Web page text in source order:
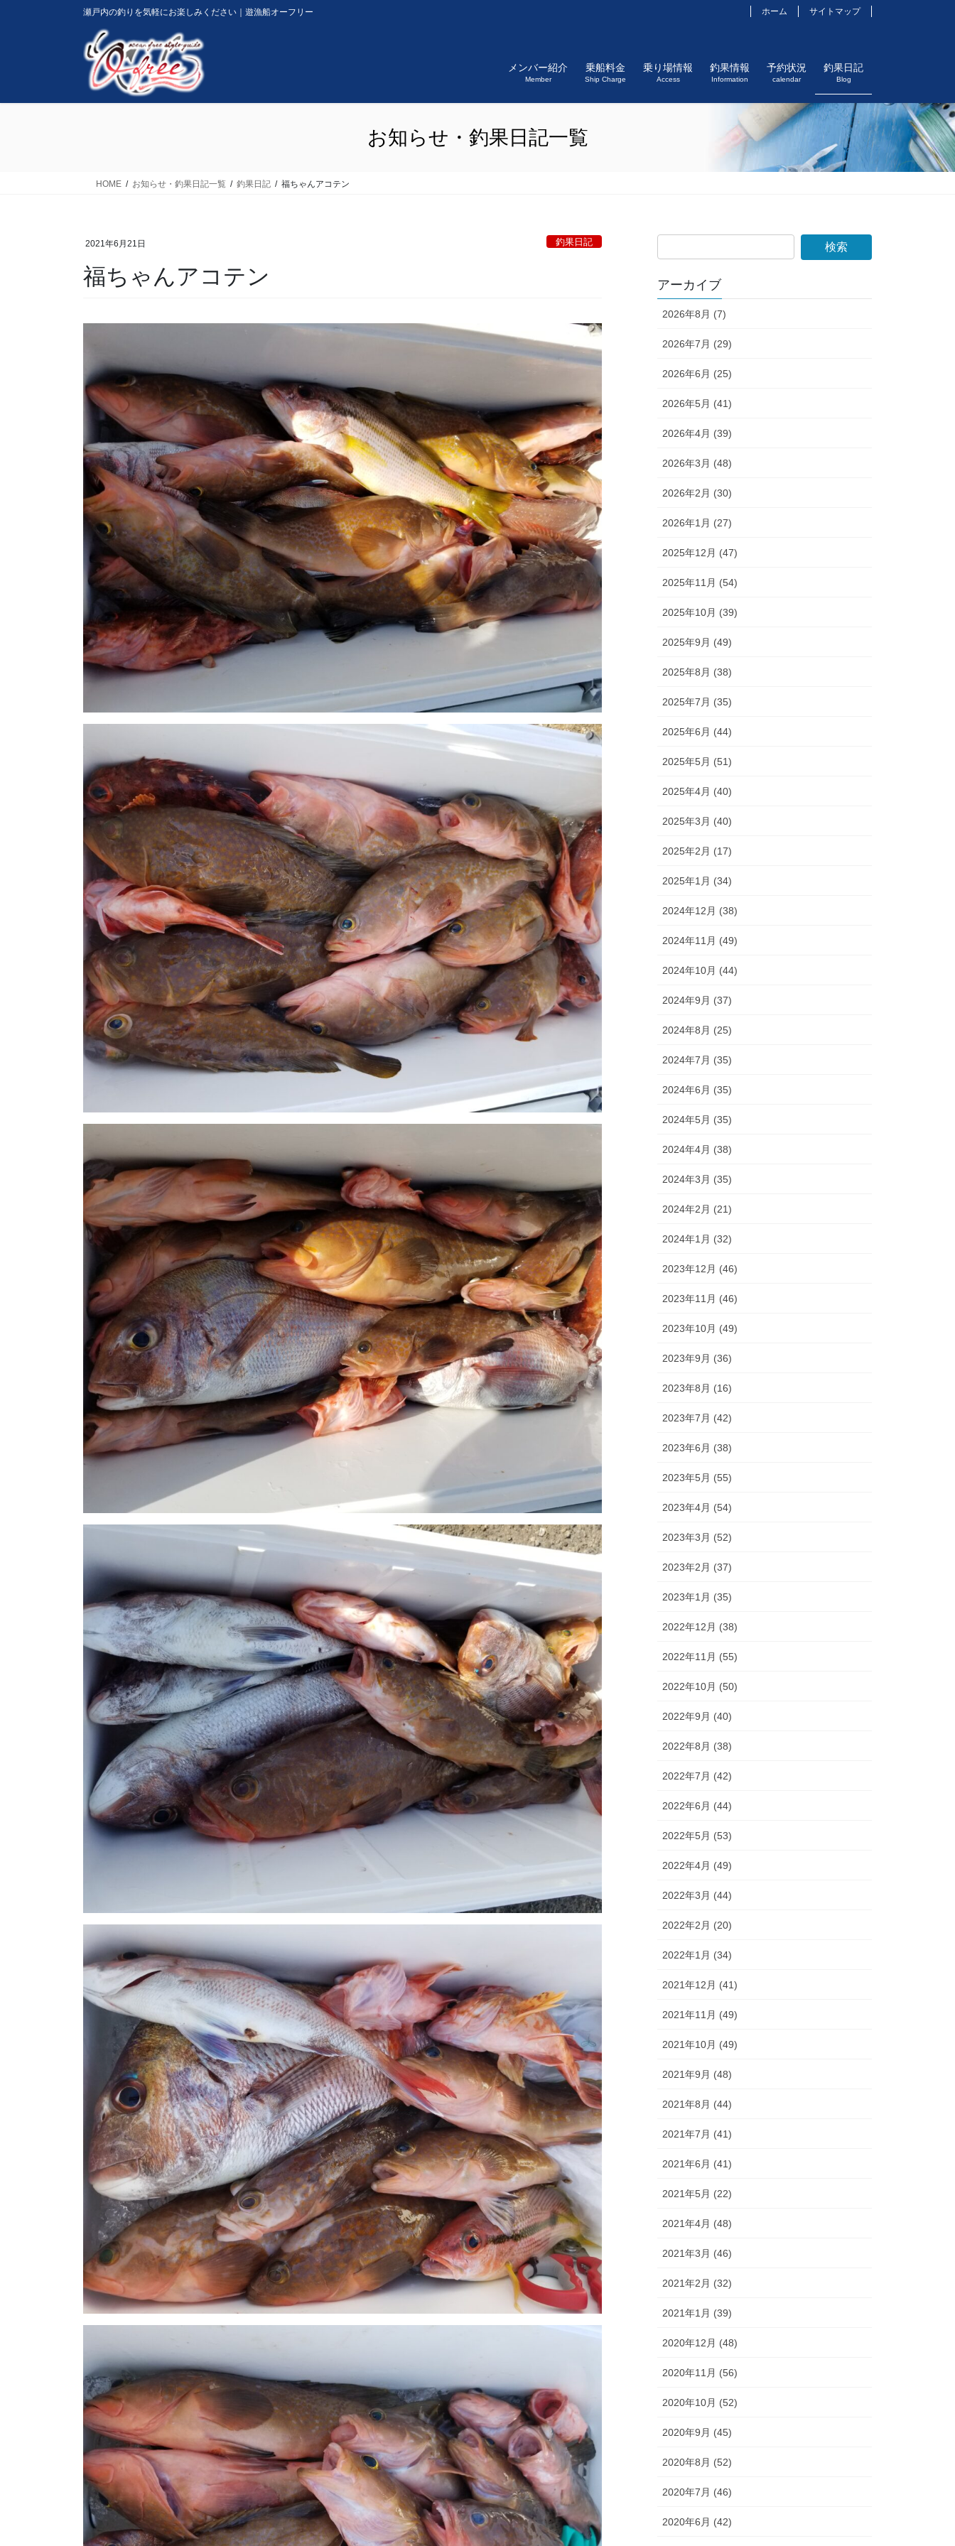
瀬戸内の釣りを気軽にお楽しみください｜遊漁船オーフリー ホーム サイトマップ
メンバー紹介
Member
乗船料金
Ship Charge
乗り場情報
Access
釣果情報
Information
予約状況
calendar
釣果日記
Blog
お知らせ・釣果日記一覧
HOME お知らせ・釣果日記一覧 釣果日記 福ちゃんアコテン
2021年6月21日 釣果日記
福ちゃんアコテン アーカイブ
2026年8月 (7)
2026年7月 (29)
2026年6月 (25)
2026年5月 (41)
2026年4月 (39)
2026年3月 (48)
2026年2月 (30)
2026年1月 (27)
2025年12月 (47)
2025年11月 (54)
2025年10月 (39)
2025年9月 (49)
2025年8月 (38)
2025年7月 (35)
2025年6月 (44)
2025年5月 (51)
2025年4月 (40)
2025年3月 (40)
2025年2月 (17)
2025年1月 (34)
2024年12月 (38)
2024年11月 (49)
2024年10月 (44)
2024年9月 (37)
2024年8月 (25)
2024年7月 (35)
2024年6月 (35)
2024年5月 (35)
2024年4月 (38)
2024年3月 (35)
2024年2月 (21)
2024年1月 (32)
2023年12月 (46)
2023年11月 (46)
2023年10月 (49)
2023年9月 (36)
2023年8月 (16)
2023年7月 (42)
2023年6月 (38)
2023年5月 (55)
2023年4月 (54)
2023年3月 (52)
2023年2月 (37)
2023年1月 (35)
2022年12月 (38)
2022年11月 (55)
2022年10月 (50)
2022年9月 (40)
2022年8月 (38)
2022年7月 (42)
2022年6月 (44)
2022年5月 (53)
2022年4月 (49)
2022年3月 (44)
2022年2月 (20)
2022年1月 (34)
2021年12月 (41)
2021年11月 (49)
2021年10月 (49)
2021年9月 (48)
2021年8月 (44)
2021年7月 (41)
2021年6月 (41)
2021年5月 (22)
2021年4月 (48)
2021年3月 (46)
2021年2月 (32)
2021年1月 (39)
2020年12月 (48)
2020年11月 (56)
2020年10月 (52)
2020年9月 (45)
2020年8月 (52)
2020年7月 (46)
2020年6月 (42)